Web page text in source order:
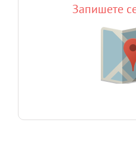
Запишете